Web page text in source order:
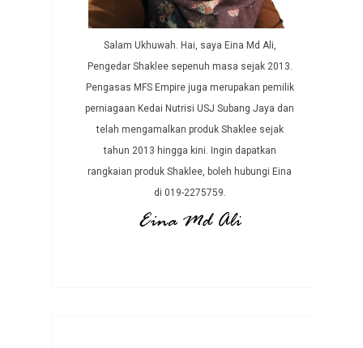
Salam Ukhuwah. Hai, saya Eina Md Ali,
Pengedar Shaklee sepenuh masa sejak 2013.
Pengasas MFS Empire juga merupakan pemilik
perniagaan Kedai Nutrisi USJ Subang Jaya dan
telah mengamalkan produk Shaklee sejak
tahun 2013 hingga kini. Ingin dapatkan
rangkaian produk Shaklee, boleh hubungi Eina
di 019-2275759.